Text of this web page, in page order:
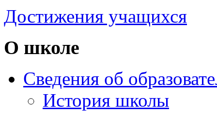
Достижения учащихся
О школе
Сведения об
История школы